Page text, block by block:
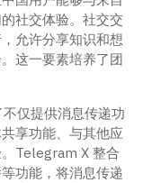
社交体验。社交交
允许分享知识和想
这一要素培养了团
仅提供消息传递功
享功能、与其他应
Telegram X 整合
功能，将消息传递